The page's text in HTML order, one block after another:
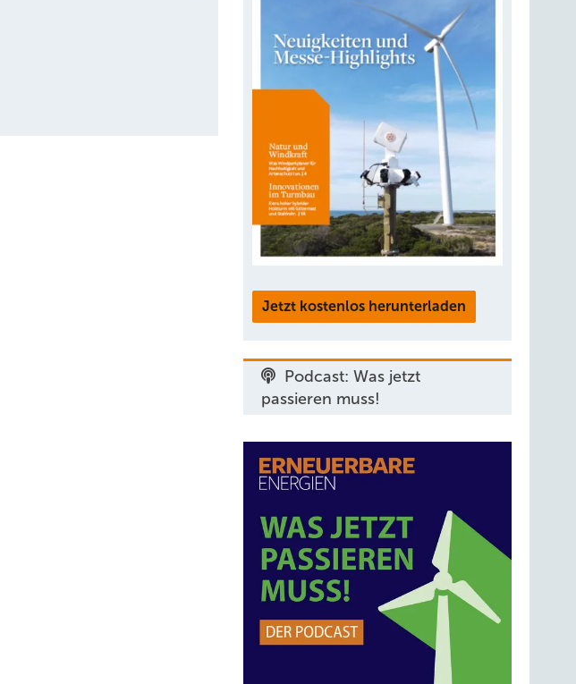
Jetzt kostenlos herunterladen
Podcast: Was jetzt
passieren muss!